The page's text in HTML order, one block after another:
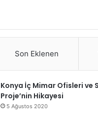
Son Eklenen
Konya İç Mimar Ofisleri ve
Proje’nin Hikayesi
5 Ağustos 2020